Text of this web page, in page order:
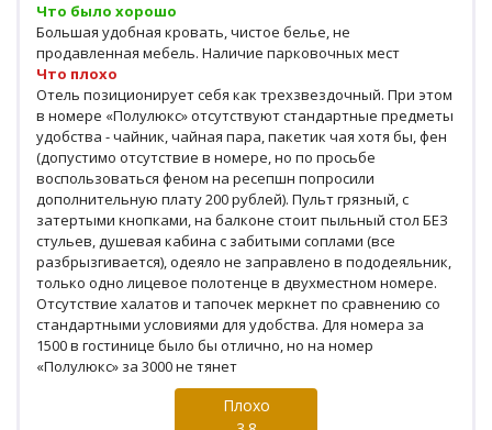
Что было хорошо
Большая удобная кровать, чистое белье, не
продавленная мебель. Наличие парковочных мест
Что плохо
Отель позиционирует себя как трехзвездочный. При этом
в номере «Полулюкс» отсутствуют стандартные предметы
удобства - чайник, чайная пара, пакетик чая хотя бы, фен
(допустимо отсутствие в номере, но по просьбе
воспользоваться феном на ресепшн попросили
дополнительную плату 200 рублей). Пульт грязный, с
затертыми кнопками, на балконе стоит пыльный стол БЕЗ
стульев, душевая кабина с забитыми соплами (все
разбрызгивается), одеяло не заправлено в пододеяльник,
только одно лицевое полотенце в двухместном номере.
Отсутствие халатов и тапочек меркнет по сравнению со
стандартными условиями для удобства. Для номера за
1500 в гостинице было бы отлично, но на номер
«Полулюкс» за 3000 не тянет
Плохо